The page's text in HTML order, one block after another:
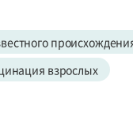
взрослых